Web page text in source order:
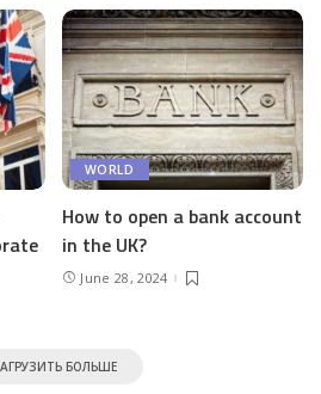
WORLD
How to open a bank account
in the UK?
June 28, 2024
БОЛЬШЕ